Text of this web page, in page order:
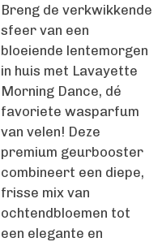
Breng de verkwikkende
sfeer van een
bloeiende lentemorgen
in huis met Lavayette
Morning Dance, dé
favoriete wasparfum
van velen! Deze
premium geurbooster
combineert een diepe,
frisse mix van
ochtendbloemen tot
een elegante en